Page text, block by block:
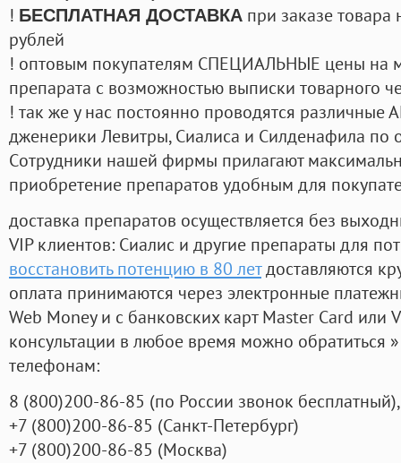
! БЕСПЛАТНАЯ ДОСТАВКА при заказе
рублей
! оптовым покупателям СПЕЦИАЛЬНЫЕ цены на
препарата с возможностью выписки товарного
! так же у нас постоянно проводятся
дженерики Левитры, Сиалиса и Силденафила по
Cотрудники нашей фирмы прилагают
приобретение препаратов удобным для
доставка препаратов осуществляется без
VIP клиентов: Сиалис и другие препараты для
восстановить потенцию в 80 летдоставляются
оплата принимаются через электронные
Web Money и с банковских карт Master Card или
консультации в любое время можно обратиться
телефонам:
8 (800)200-86-85 (по России звонок бесплатный),
+7 (800)200-86-85 (Санкт-Петербург)
+7 (800)200-86-85 (Москва)